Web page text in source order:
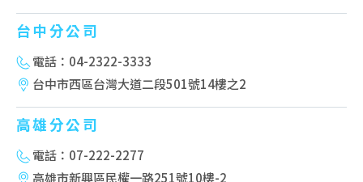
台中分公司
電話：04-2322-3333
台中市西區台灣大道二段501號14樓之2
高雄分公司
電話：07-222-2277
高雄市新興區民權一路251號10樓-2